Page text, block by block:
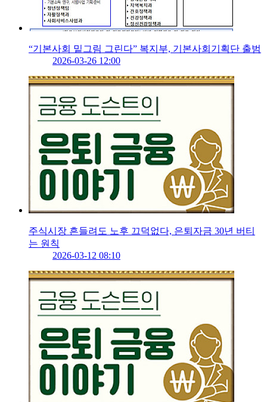
“기본사회 밑그림 그린다” 복지부, 기본사회기획단 출범
2026-03-26 12:00
주식시장 흔들려도 노후 끄덕없다, 은퇴자금 30년 버티
는 원칙
2026-03-12 08:10